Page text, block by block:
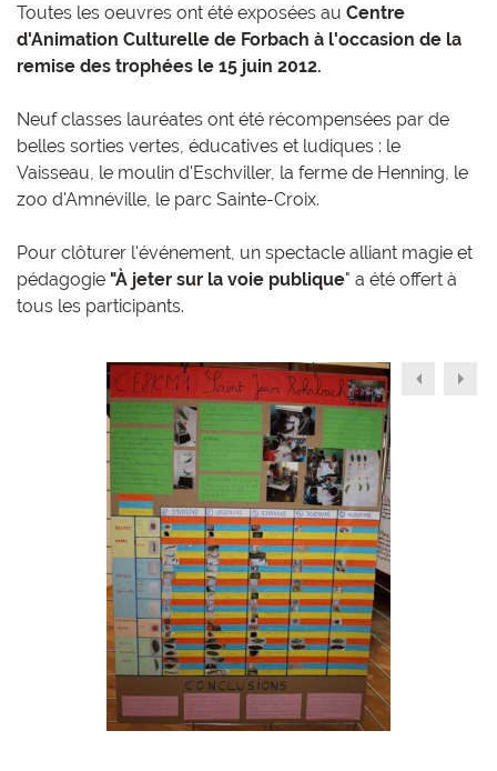
Toutes les oeuvres ont été exposées au Centre
d'Animation Culturelle de Forbach à l'occasion de la
remise des trophées le 15 juin 2012.
Neuf classes lauréates ont été récompensées par de
belles sorties vertes, éducatives et ludiques : le
Vaisseau, le moulin d'Eschviller, la ferme de Henning, le
zoo d'Amnéville, le parc Sainte-Croix.
Pour clôturer l'événement, un spectacle alliant magie et
pédagogie "À jeter sur la voie publique" a été offert à
tous les participants.